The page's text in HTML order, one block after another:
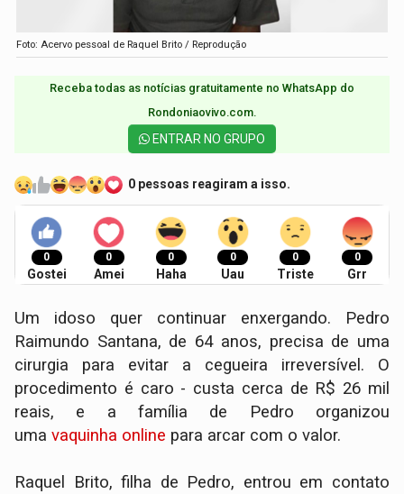
Foto: Acervo pessoal de Raquel Brito / Reprodução
Receba todas as notícias gratuitamente no WhatsApp do
Rondoniaovivo.com.​
ENTRAR NO GRUPO
0 pessoas reagiram a isso.
0
Gostei
0
Amei
0
Haha
0
Uau
0
Triste
0
Grr
Um idoso quer continuar enxergando. Pedro
Raimundo Santana, de 64 anos, precisa de uma
cirurgia para evitar a cegueira irreversível. O
procedimento é caro - custa cerca de R$ 26 mil
reais, e a família de Pedro organizou
umavaquinha online para arcar com o valor.
Raquel Brito, filha de Pedro, entrou em contato